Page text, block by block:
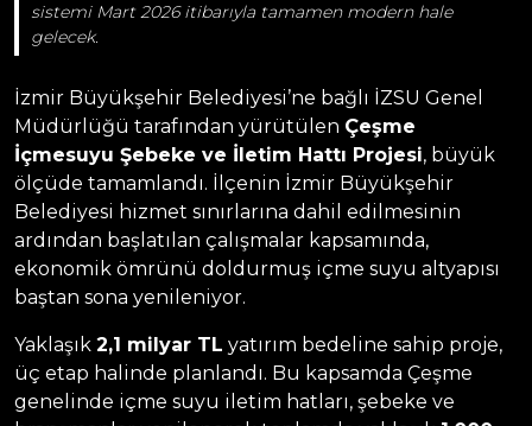
sistemi Mart 2026 itibarıyla tamamen modern hale
gelecek.
İzmir Büyükşehir Belediyesi’ne bağlı İZSU Genel
Müdürlüğü tarafından yürütülen Çeşme
İçmesuyu Şebeke ve İletim Hattı Projesi, büyük
ölçüde tamamlandı. İlçenin İzmir Büyükşehir
Belediyesi hizmet sınırlarına dahil edilmesinin
ardından başlatılan çalışmalar kapsamında,
ekonomik ömrünü doldurmuş içme suyu altyapısı
baştan sona yenileniyor.
Yaklaşık 2,1 milyar TL yatırım bedeline sahip proje,
üç etap halinde planlandı. Bu kapsamda Çeşme
genelinde içme suyu iletim hatları, şebeke ve